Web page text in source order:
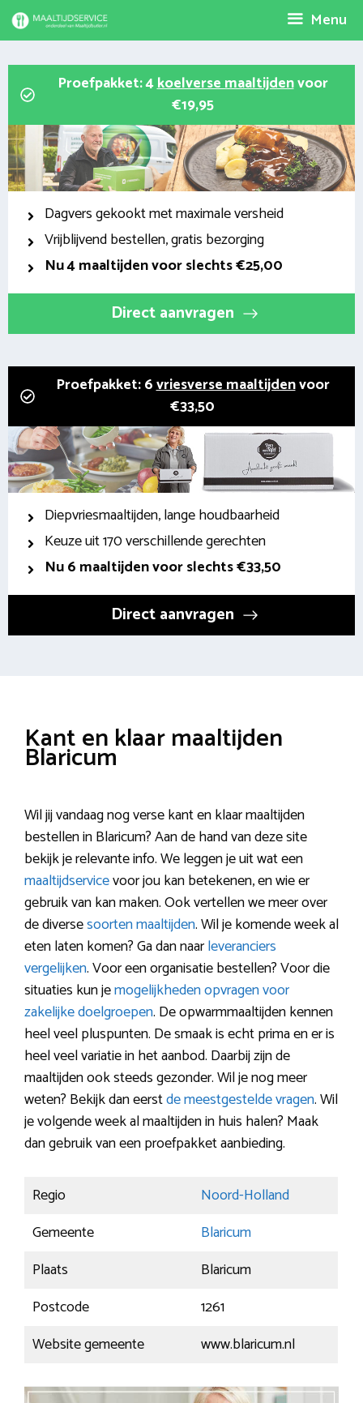
Spring
naar
Menu
Proefpakket: 4koelverse maaltijdenvoor
€19,95
Dagvers gekookt met maximale versheid
Vrijblijvend bestellen, gratis bezorging
Nu4 maaltijden voor slechts €25,00
Direct aanvragen
Proefpakket: 6vriesverse maaltijdenvoor
€33,50
Diepvriesmaaltijden, lange houdbaarheid
Keuze uit 170 verschillende gerechten
Nu 6 maaltijden voor slechts €33,50
Direct aanvragen
Kant en klaar maaltijden
Blaricum
Wil jij vandaag nog verse kant en klaar maaltijden
bestellen in Blaricum? Aan de hand van deze site
bekijk je relevante info. We leggen je uit wat een
maaltijdservicevoor jou kan betekenen, en wie er
gebruik van kan maken. Ook vertellen we meer over
de diversesoorten maaltijden. Wil je komende week al
eten laten komen? Ga dan naarleveranciers
vergelijken. Voor een organisatie bestellen? Voor die
situaties kun jemogelijkheden opvragen voor
zakelijke doelgroepen. De opwarmmaaltijden kennen
heel veel pluspunten. De smaak is echt prima en er is
heel veel variatie in het aanbod. Daarbij zijn de
maaltijden ook steeds gezonder. Wil je nog meer
weten? Bekijk dan eerstde meestgestelde vragen. Wil
je volgende week al maaltijden in huis halen? Maak
dan gebruik van een proefpakket aanbieding.
Regio
Noord-Holland
Gemeente
Blaricum
Plaats
Blaricum
Postcode
1261
Website gemeente
www.blaricum.nl